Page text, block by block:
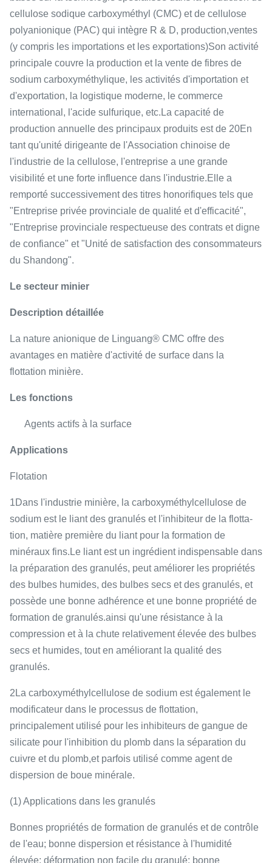
cellulose sodique carboxyméthyl (CMC) et de cellulose
polyanionique (PAC) qui intègre R & D, production,ventes
(y compris les importations et les exportations)Son activité
principale couvre la production et la vente de fibres de
sodium carboxyméthylique, les activités d'importation et
d'exportation, la logistique moderne, le commerce
international, l'acide sulfurique, etc.La capacité de
production annuelle des principaux produits est de 20En
tant qu'unité dirigeante de l'Association chinoise de
l'industrie de la cellulose, l'entreprise a une grande
visibilité et une forte influence dans l'industrie.Elle a
remporté successivement des titres honorifiques tels que
"Entreprise privée provinciale de qualité et d'efficacité",
"Entreprise provinciale respectueuse des contrats et digne
de confiance" et "Unité de satisfaction des consommateurs
du Shandong".
Le secteur minier
Description détaillée
La nature anionique de Linguang® CMC offre des
avantages en matière d'activité de surface dans la
flottation minière.
Les fonctions
Agents actifs à la surface
Applications
Flotation
1Dans l'industrie minière, la carboxyméthylcellulose de
sodium est le liant des granulés et l'inhibiteur de la flotta­
tion, matière première du liant pour la formation de
minéraux fins.Le liant est un ingrédient indispensable dans
la préparation des granulés, peut améliorer les propriétés
des bulbes humides, des bulbes secs et des granulés, et
possède une bonne adhérence et une bonne propriété de
formation de granulés.ainsi qu'une résistance à la
compression et à la chute relativement élevée des bulbes
secs et humides, tout en améliorant la qualité des
granulés.
2La carboxyméthylcellulose de sodium est également le
modificateur dans le processus de flottation,
principalement utilisé pour les inhibiteurs de gangue de
silicate pour l'inhibition du plomb dans la séparation du
cuivre et du plomb,et parfois utilisé comme agent de
dispersion de boue minérale.
(1) Applications dans les granulés
Bonnes propriétés de formation de granulés et de contrôle
de l'eau; bonne dispersion et résistance à l'humidité
élevée; déformation non facile du granulé; bonne